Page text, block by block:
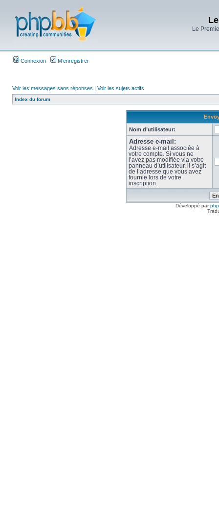
Le
Connexion M’enregistrer
Voir les messages sans réponses | Voir les sujets actifs
Index du forum
Nom d’utilisateur:
Adresse e-mail:
Adresse e-mail associée à
votre compte. Si vous ne
l’avez pas modifiée via votre
panneau d’utilisateur, il s’agit
de l’adresse que vous avez
fournie lors de votre
inscription.
Développé par